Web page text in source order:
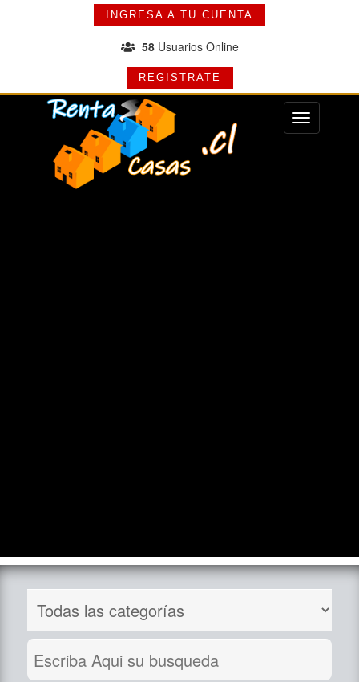
INGRESA A TU CUENTA
58Usuarios Online
REGISTRATE
Menu